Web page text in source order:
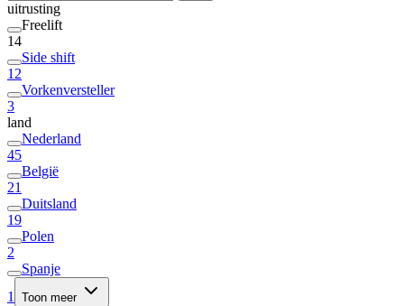
uitrusting
Freelift
14
Side shift
12
Vorkenversteller
3
land
Nederland
45
België
21
Duitsland
19
Polen
2
Spanje
1
Toon meer